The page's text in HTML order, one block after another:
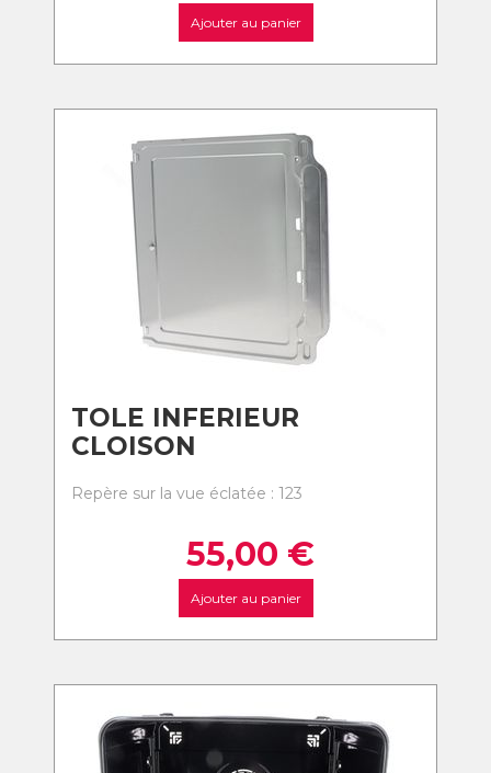
Ajouter au panier
TOLE INFERIEUR
CLOISON
Repère sur la vue éclatée : 123
55,00 €
Ajouter au panier